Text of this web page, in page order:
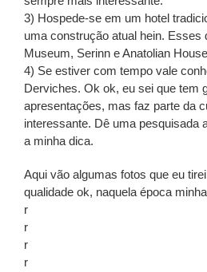
3) Hospede-se em um hotel
uma construção atual hein. Esses
Museum, Serinn e Anatolian
4) Se estiver com tempo vale
Derviches. Ok ok, eu sei que tem
apresentações, mas faz parte da
interessante. Dê uma pesquisada
a minha dica.
Aqui vão algumas fotos que eu
qualidade ok, naquela época
r
r
r
r